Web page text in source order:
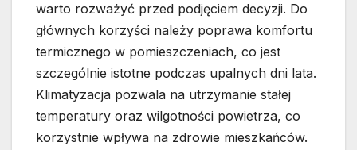
warto rozważyć przed podjęciem decyzji. Do
głównych korzyści należy poprawa komfortu
termicznego w pomieszczeniach, co jest
szczególnie istotne podczas upalnych dni lata.
Klimatyzacja pozwala na utrzymanie stałej
temperatury oraz wilgotności powietrza, co
korzystnie wpływa na zdrowie mieszkańców.